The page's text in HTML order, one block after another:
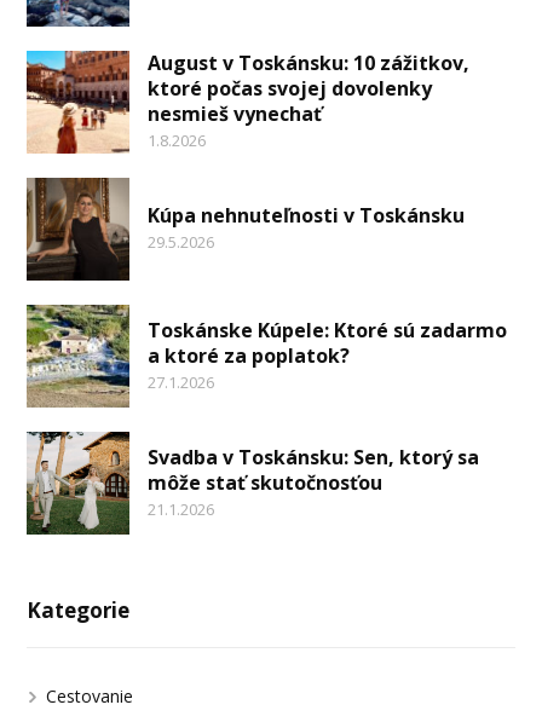
August v Toskánsku: 10 zážitkov,
ktoré počas svojej dovolenky
nesmieš vynechať
1.8.2026
Kúpa nehnuteľnosti v Toskánsku
29.5.2026
Toskánske Kúpele: Ktoré sú zadarmo
a ktoré za poplatok?
27.1.2026
Svadba v Toskánsku: Sen, ktorý sa
môže stať skutočnosťou
21.1.2026
Kategorie
Cestovanie